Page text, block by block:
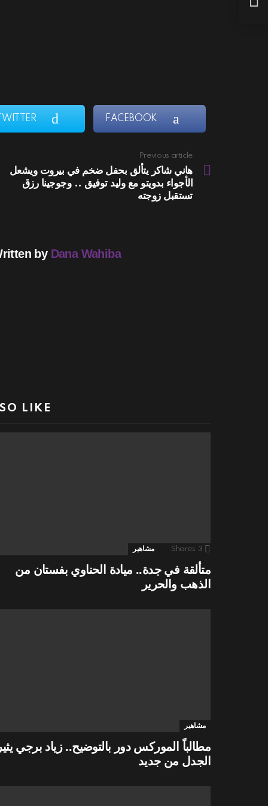
FACEBOOK
more
Previous article
هاني شاكر يتألق بحفل ضخم في بيروت ويشعل
الأجواء بدويتو مع وليد توفيق .. وجوجينا رزق
تستقبل زوجته
by Dana Wahiba
LIKE
3
Shares مشاهير
متألقة في جدة.. ميادة الحناوي بفستان من
الذهب والحرير
مشاهير
مطالباً الموركس دور بالتوضيح.. زياد برجي
الجدل من جديد